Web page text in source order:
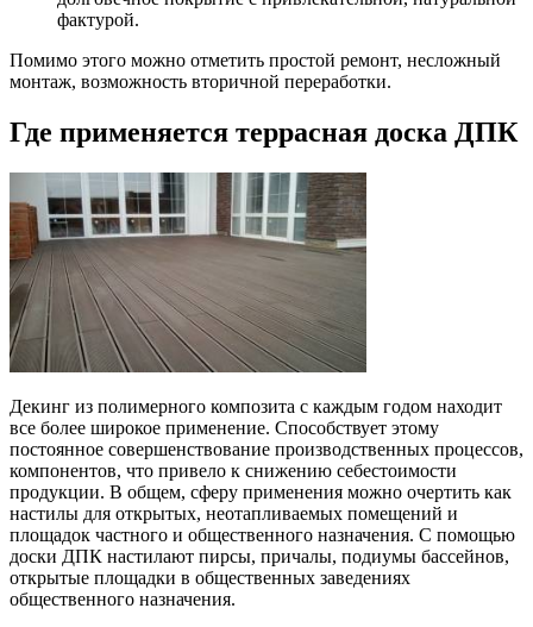
фактурой.
Помимо этого можно отметить простой ремонт, несложный
монтаж, возможность вторичной переработки.
Где применяется террасная доска ДПК
Декинг из полимерного композита с каждым годом находит
все более широкое применение. Способствует этому
постоянное совершенствование производственных процессов,
компонентов, что привело к снижению себестоимости
продукции. В общем, сферу применения можно очертить как
настилы для открытых, неотапливаемых помещений и
площадок частного и общественного назначения. С помощью
доски ДПК настилают пирсы, причалы, подиумы бассейнов,
открытые площадки в общественных заведениях
общественного назначения.